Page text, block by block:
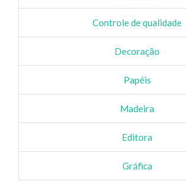
Controle de qualidade
Decoração
Papéis
Madeira
Editora
Gráfica